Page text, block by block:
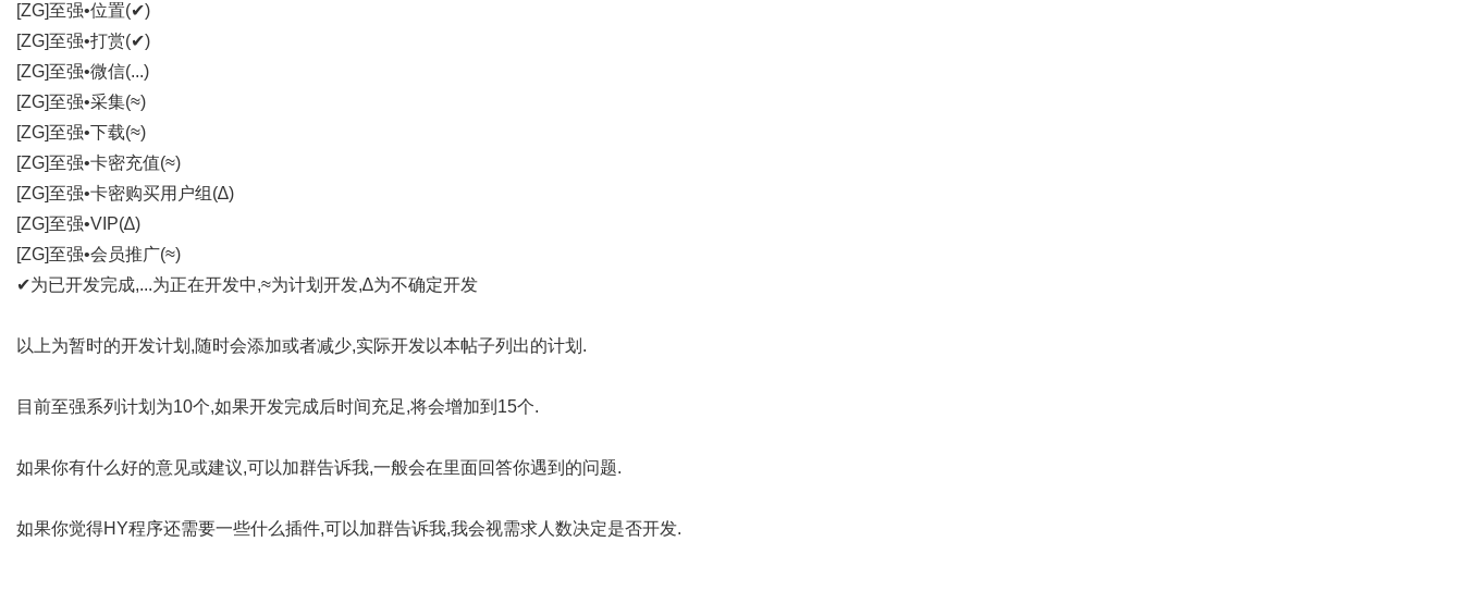
[ZG]至强•位置(✔)
[ZG]至强•打赏(✔)
[ZG]至强•微信(...)
[ZG]至强•采集(≈)
[ZG]至强•下载(≈)
[ZG]至强•卡密充值(≈)
[ZG]至强•卡密购买用户组(∆)
[ZG]至强•VIP(∆)
[ZG]至强•会员推广(≈)
✔为已开发完成,...为正在开发中,≈为计划开发,∆为不确定开发
以上为暂时的开发计划,随时会添加或者减少,实际开发以本帖子列出的计划.
目前至强系列计划为10个,如果开发完成后时间充足,将会增加到15个.
如果你有什么好的意见或建议,可以加群告诉我,一般会在里面回答你遇到的问题.
如果你觉得HY程序还需要一些什么插件,可以加群告诉我,我会视需求人数决定是否开发.